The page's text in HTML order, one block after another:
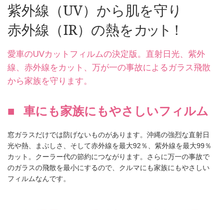
紫外線（UV）から肌を守り
赤外線（IR）の熱をカット！
愛車のUVカットフィルムの決定版。直射日光、紫外
線、赤外線をカット、万が一の事故によるガラス飛散
から家族を守ります。
車にも家族にもやさしいフィルム
窓ガラスだけでは防げないものがあります。沖縄の強烈な直射日
光や熱、まぶしさ、そして赤外線を最大92％、紫外線を最大99％
カット。クーラー代の節約につながります。さらに万一の事故で
のガラスの飛散を最小にするので、クルマにも家族にもやさしい
フィルムなんです。